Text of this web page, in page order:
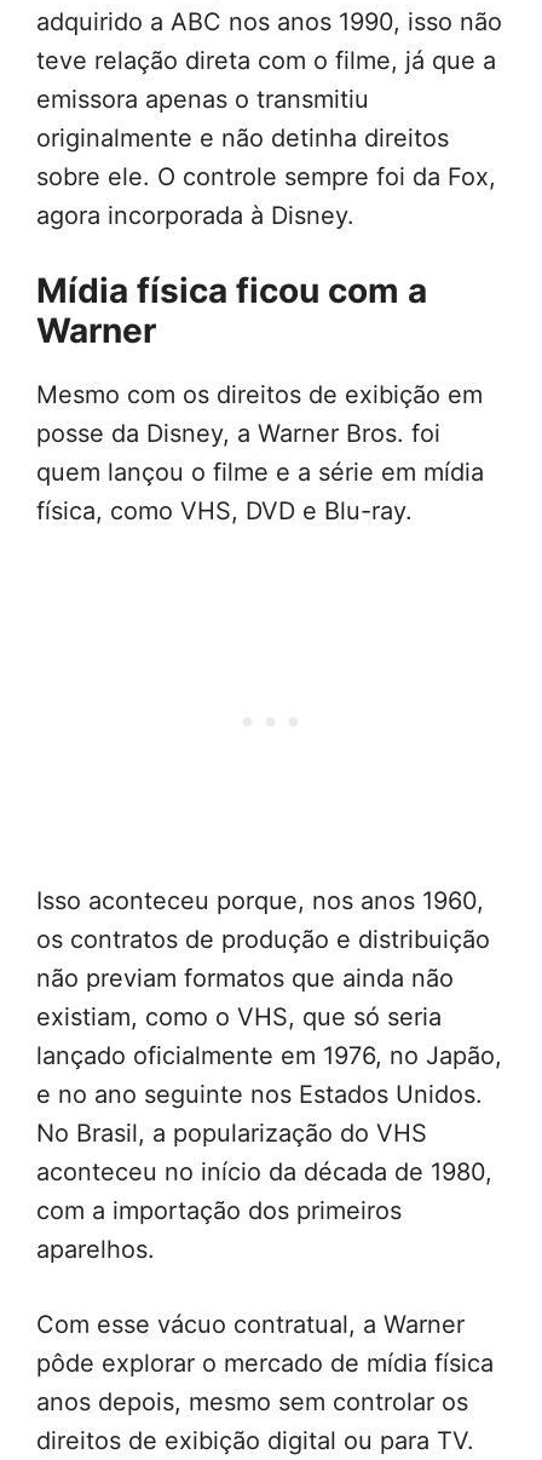
adquirido a ABC nos anos 1990, isso não
teve relação direta com o filme, já que a
emissora apenas o transmitiu
originalmente e não detinha direitos
sobre ele. O controle sempre foi da Fox,
agora incorporada à Disney.
Mídia física ficou com a
Warner
Mesmo com os direitos de exibição em
posse da Disney, a Warner Bros. foi
quem lançou o filme e a série em mídia
física, como VHS, DVD e Blu-ray.
Isso aconteceu porque, nos anos 1960,
os contratos de produção e distribuição
não previam formatos que ainda não
existiam, como o VHS, que só seria
lançado oficialmente em 1976, no Japão,
e no ano seguinte nos Estados Unidos.
No Brasil, a popularização do VHS
aconteceu no início da década de 1980,
com a importação dos primeiros
aparelhos.
Com esse vácuo contratual, a Warner
pôde explorar o mercado de mídia física
anos depois, mesmo sem controlar os
direitos de exibição digital ou para TV.